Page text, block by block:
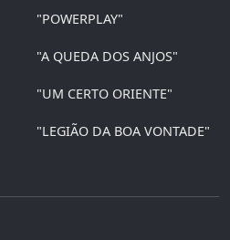
"POWERPLAY"
"A QUEDA DOS ANJOS"
"UM CERTO ORIENTE"
"LEGIÃO DA BOA VONTADE"